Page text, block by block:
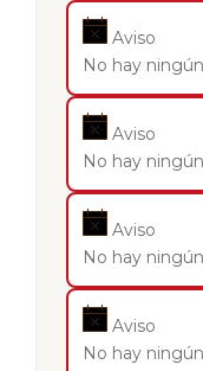
Aviso
No hay
Aviso
No hay
Aviso
No hay
Aviso
No hay